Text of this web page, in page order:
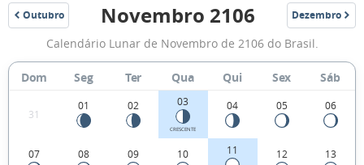
Outubro
2106
Fases
da
Lua
de
Novembro
2106
Novembro 2106 Dezembro
2106
Calendário Lunar de Novembro de 2106 do Brasil.
Dom Seg Ter Qua Qui Sex Sáb
31
01 02 03
CRESCENTE
04 05 06
07 08 09 10 11 12 13